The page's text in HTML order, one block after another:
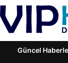
Güncel